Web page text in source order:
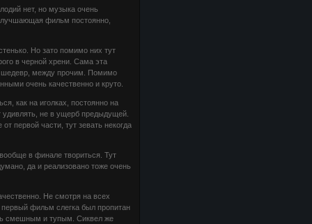
нет, но музыка очень
фильм постоянно,
Но зато помимо них тут
в черной хрени. Сама эта
шедевр, между прочим. Помимо
очень качественно и круто.
как на иголках, постоянно на
не в ущерб предыдущей.
первой части, тут зевать некогда
в финале твориться. Тут
да и реализовано тоже очень
Не смотря на всех
фильм слегка был пропитан
смешным и тупым. Сиквел же